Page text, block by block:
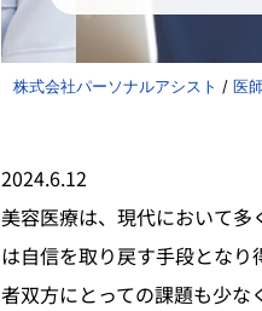
株式会社パーソナルアシスト / 医
2024.6.12
美容医療は、現代において多
は自信を取り戻す手段とな
者双方にとっての課題も少な